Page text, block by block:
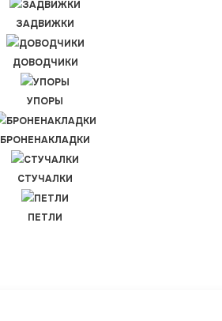
ЗАДВИЖКИ
ДОВОДЧИКИ
УПОРЫ
БРОНЕНАКЛАДКИ
СТУЧАЛКИ
ПЕТЛИ